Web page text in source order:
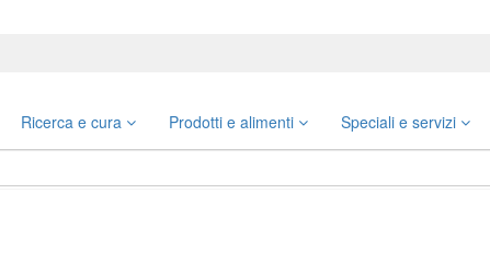
Ricerca e cura Prodotti e alimenti Speciali e servizi